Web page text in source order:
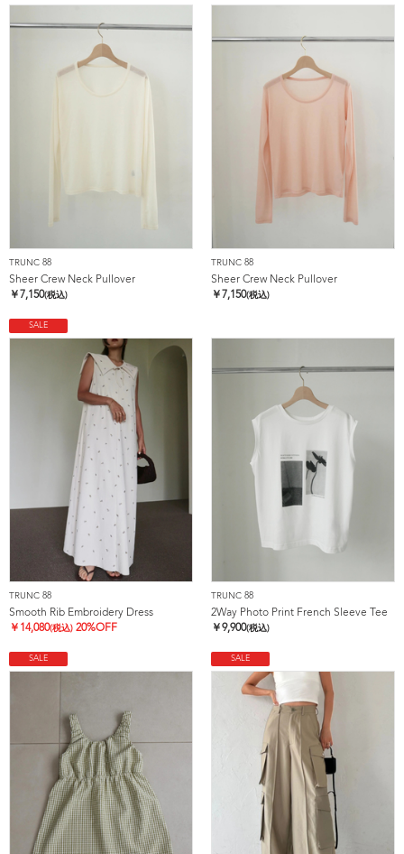
TRUNC 88
Sheer Crew Neck Pullover
￥ 7,150(税込)
TRUNC 88
Sheer Crew Neck Pullover
￥ 7,150(税込)
SALE
TRUNC 88
Smooth Rib Embroidery Dress
￥ 14,080(税込) 20%OFF
TRUNC 88
2Way Photo Print French Sleeve Tee
￥9,900(税込)
SALE SALE